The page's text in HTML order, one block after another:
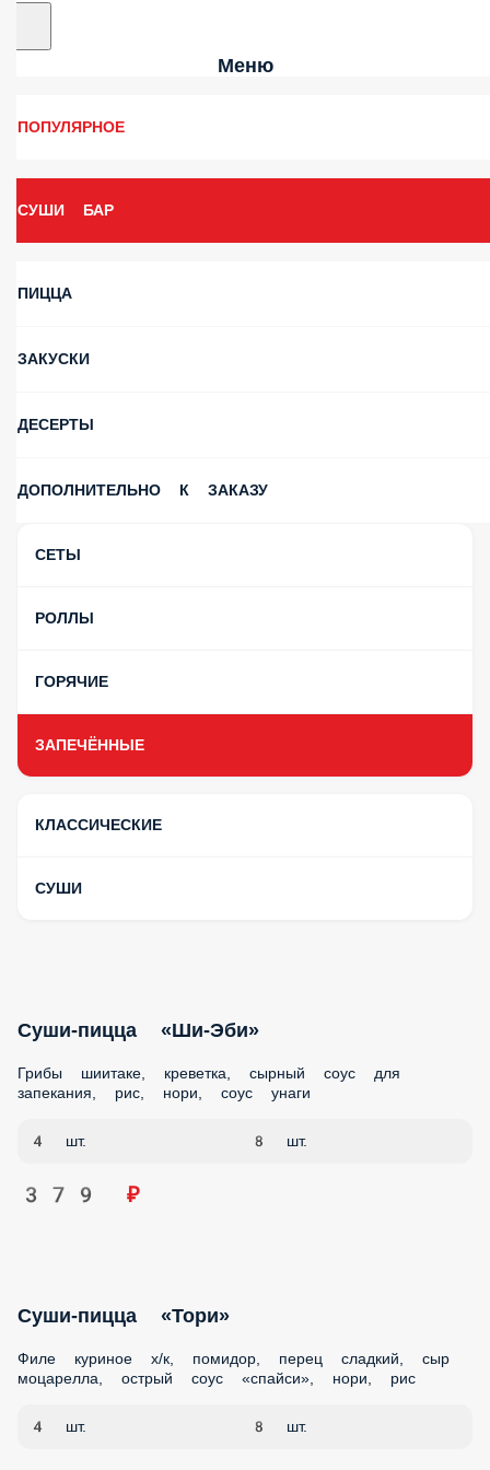
Меню
ПОПУЛЯРНОЕ
СУШИ БАР
ПИЦЦА
ЗАКУСКИ
ДЕСЕРТЫ
ДОПОЛНИТЕЛЬНО К ЗАКАЗУ
СЕТЫ
РОЛЛЫ
ГОРЯЧИЕ
ЗАПЕЧЁННЫЕ
КЛАССИЧЕСКИЕ
СУШИ
Суши-пицца «Ши-Эби»
Грибы шиитаке, креветка, сырный соус для запекания,
рис, нори, соус унаги
4 шт. 8 шт.
379 ₽
Суши-пицца «Тори»
Филе куриное х/к, помидор, перец сладкий, сыр
моцарелла, острый соус «спайси», нори, рис
4 шт. 8 шт.